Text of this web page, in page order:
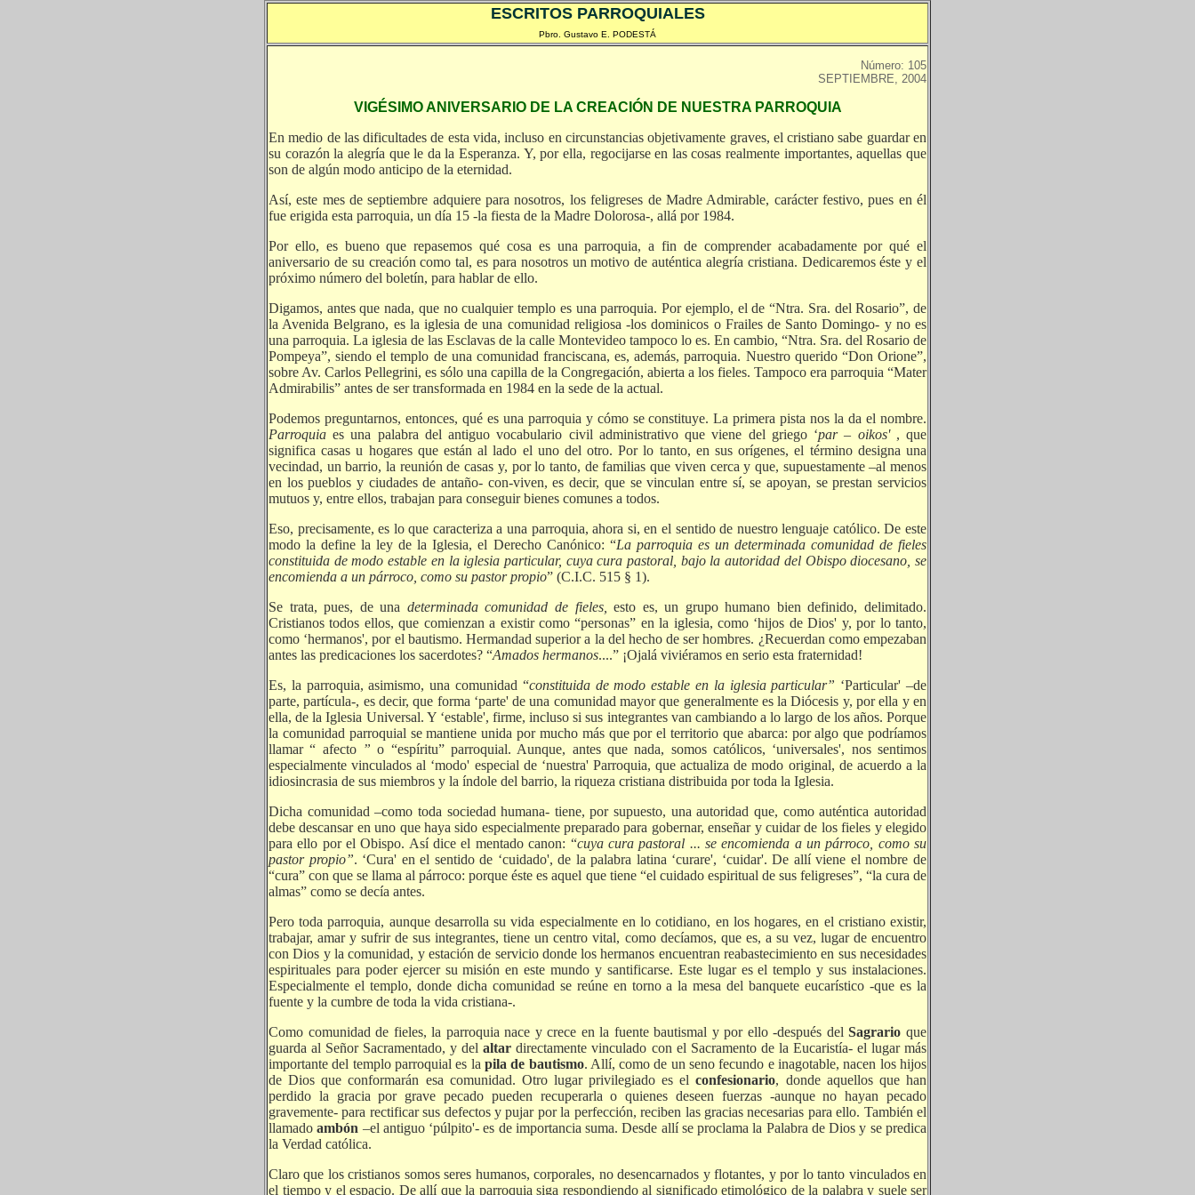
ESCRITOS PARROQUIALES
Pbro. Gustavo E. PODESTÁ
Número: 105
SEPTIEMBRE, 2004
VIGÉSIMO ANIVERSARIO DE LA CREACIÓN DE NUESTRA PARROQUIA
En medio de las dificultades de esta vida, incluso en circunstancias objetivamente graves, el cristiano sabe guardar en
su corazón la alegría que le da la Esperanza. Y, por ella, regocijarse en las cosas realmente importantes, aquellas que
son de algún modo anticipo de la eternidad.
Así, este mes de septiembre adquiere para nosotros, los feligreses de Madre Admirable, carácter festivo, pues en él
fue erigida esta parroquia, un día 15 -la fiesta de la Madre Dolorosa-, allá por 1984.
Por ello, es bueno que repasemos qué cosa es una parroquia, a fin de comprender acabadamente por qué el
aniversario de su creación como tal, es para nosotros un motivo de auténtica alegría cristiana. Dedicaremos éste y el
próximo número del boletín, para hablar de ello.
Digamos, antes que nada, que no cualquier templo es una parroquia. Por ejemplo, el de “Ntra. Sra. del Rosario”, de
la Avenida Belgrano, es la iglesia de una comunidad religiosa -los dominicos o Frailes de Santo Domingo- y no es
una parroquia. La iglesia de las Esclavas de la calle Montevideo tampoco lo es. En cambio, “Ntra. Sra. del Rosario de
Pompeya”, siendo el templo de una comunidad franciscana, es, además, parroquia. Nuestro querido “Don Orione”,
sobre Av. Carlos Pellegrini, es sólo una capilla de la Congregación, abierta a los fieles. Tampoco era parroquia “Mater
Admirabilis” antes de ser transformada en 1984 en la sede de la actual.
Podemos preguntarnos, entonces, qué es una parroquia y cómo se constituye. La primera pista nos la da el nombre.
Parroquiaes una palabra del antiguo vocabulario civil administrativo que viene del griego ‘par – oikos' , que
significa casas u hogares que están al lado el uno del otro. Por lo tanto, en sus orígenes, el término designa una
vecindad, un barrio, la reunión de casas y, por lo tanto, de familias que viven cerca y que, supuestamente –al menos
en los pueblos y ciudades de antaño- con-viven, es decir, que se vinculan entre sí, se apoyan, se prestan servicios
mutuos y, entre ellos, trabajan para conseguir bienes comunes a todos.
Eso, precisamente, es lo que caracteriza a una parroquia, ahora si, en el sentido de nuestro lenguaje católico. De este
modo la define la ley de la Iglesia, el Derecho Canónico: “La parroquia es un determinada comunidad de fieles
constituida de modo estable en la iglesia particular, cuya cura pastoral, bajo la autoridad del Obispo diocesano, se
encomienda a un párroco, como su pastor propio” (C.I.C. 515 § 1).
Se trata, pues, de una determinada comunidad de fieles,esto es, un grupo humano bien definido, delimitado.
Cristianos todos ellos, que comienzan a existir como “personas” en la iglesia, como ‘hijos de Dios' y, por lo tanto,
como ‘hermanos', por el bautismo. Hermandad superior a la del hecho de ser hombres. ¿Recuerdan como empezaban
antes las predicaciones los sacerdotes? “Amados hermanos....” ¡Ojalá viviéramos en serio esta fraternidad!
Es, la parroquia, asimismo, una comunidad “constituida de modo estable en la iglesia particular” ‘Particular' –de
parte, partícula-, es decir, que forma ‘parte' de una comunidad mayor que generalmente es la Diócesis y, por ella y en
ella, de la Iglesia Universal. Y ‘estable', firme, incluso si sus integrantes van cambiando a lo largo de los años. Porque
la comunidad parroquial se mantiene unida por mucho más que por el territorio que abarca: por algo que podríamos
llamar “ afecto ”o “espíritu” parroquial. Aunque, antes que nada, somos católicos, ‘universales', nos sentimos
especialmente vinculados al ‘modo' especial de ‘nuestra' Parroquia, que actualiza de modo original, de acuerdo a la
idiosincrasia de sus miembros y la índole del barrio, la riqueza cristiana distribuida por toda la Iglesia.
Dicha comunidad –como toda sociedad humana- tiene, por supuesto, una autoridad que, como auténtica autoridad
debe descansar en uno que haya sido especialmente preparado para gobernar, enseñar y cuidar de los fieles y elegido
para ello por el Obispo. Así dice el mentado canon: “cuya cura pastoral ... se encomienda a un párroco, como su
pastor propio”. ‘Cura' en el sentido de ‘cuidado', de la palabra latina ‘curare', ‘cuidar'. De allí viene el nombre de
“cura” con que se llama al párroco: porque éste es aquel que tiene “el cuidado espiritual de sus feligreses”, “la cura de
almas” como se decía antes.
Pero toda parroquia, aunque desarrolla su vida especialmente en lo cotidiano, en los hogares, en el cristiano existir,
trabajar, amar y sufrir de sus integrantes, tiene un centro vital, como decíamos, que es, a su vez, lugar de encuentro
con Dios y la comunidad, y estación de servicio donde los hermanos encuentran reabastecimiento en sus necesidades
espirituales para poder ejercer su misión en este mundo y santificarse. Este lugar es el templo y sus instalaciones.
Especialmente el templo, donde dicha comunidad se reúne en torno a la mesa del banquete eucarístico -que es la
fuente y la cumbre de toda la vida cristiana-.
Como comunidad de fieles, la parroquia nace y crece en la fuente bautismal y por ello -después delSagrarioque
guarda al Señor Sacramentado, y delaltardirectamente vinculado con el Sacramento de la Eucaristía- el lugar más
importante del templo parroquial es la pila de bautismo. Allí, como de un seno fecundo e inagotable, nacen los hijos
de Dios que conformarán esa comunidad. Otro lugar privilegiado es elconfesionario, donde aquellos que han
perdido la gracia por grave pecado pueden recuperarla o quienes deseen fuerzas -aunque no hayan pecado
gravemente- para rectificar sus defectos y pujar por la perfección, reciben las gracias necesarias para ello. También el
llamadoambón –el antiguo ‘púlpito'- es de importancia suma. Desde allí se proclama la Palabra de Dios y se predica
la Verdad católica.
Claro que los cristianos somos seres humanos, corporales, no desencarnados y flotantes, y por lo tanto vinculados en
el tiempo y el espacio. De allí que la parroquia siga respondiendo al significado etimológico de la palabra y suele ser